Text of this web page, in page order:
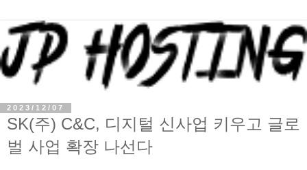
2023/12/07
SK(주) C&C, 디지털 신사업 키우고 글로
벌 사업 확장 나선다